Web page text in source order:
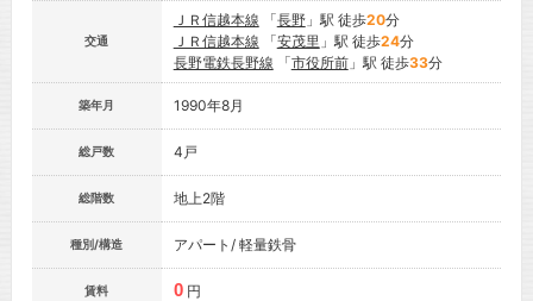
交通
ＪＲ信越本線 「長野」駅 徒歩20分
ＪＲ信越本線 「安茂里 」駅 徒歩24分
長野電鉄長野線 「市役所前」駅 徒歩33分
築年月 1990年8月
総戸数 4戸
総階数 地上2階
種別/構造 アパート/ 軽量鉄骨
賃料 0 円